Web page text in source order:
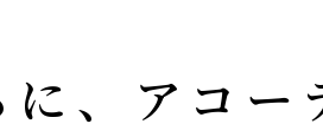
、 アコー